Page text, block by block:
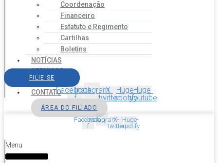
Coordenação
Financeiro
Estatuto e Regimento
Cartilhas
Boletins
NOTÍCIAS
SERVIÇOS
AGENDA
CONTATO
FILIE-SE
Facebook-
f
InstagramX-
twitter
Huge-
spotify
Huge-
youtube
ÁREA DO FILIADO
Facebook-
f
InstagramX-
twitter
Huge-
spotify
Menu